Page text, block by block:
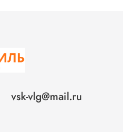
vsk-vlg@mail.ru